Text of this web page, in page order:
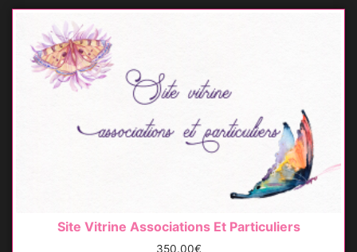
Site Vitrine Associations Et Particuliers
350.00€